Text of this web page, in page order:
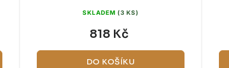
SKLADEM (3 KS)
818 Kč
DO KOŠÍKU